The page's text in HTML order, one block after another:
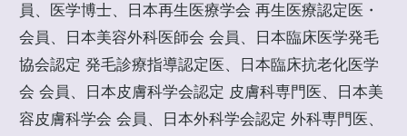
員、医学博士、日本再生医療学会 再生医療認定医・
会員、日本美容外科医師会 会員、日本臨床医学発毛
協会認定 発毛診療指導認定医、日本臨床抗老化医学
会 会員、日本皮膚科学会認定 皮膚科専門医、日本美
容皮膚科学会 会員、日本外科学会認定 外科専門医、